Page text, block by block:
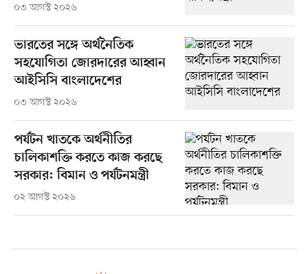
০৩ আগস্ট ২০২৬
ভারতের সঙ্গে অর্থনৈতিক
সহযোগিতা জোরদারের আহ্বান
আইসিসি বাংলাদেশের
০৩ আগস্ট ২০২৬
পর্যটন খাতকে অর্থনীতির
চালিকাশক্তি করতে কাজ করছে
সরকার: বিমান ও পর্যটনমন্ত্রী
০২ আগস্ট ২০২৬